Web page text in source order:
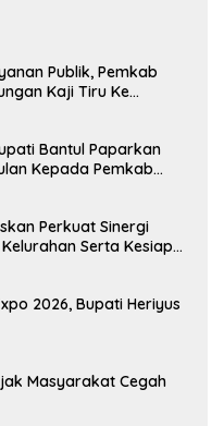
Publik, Pemkab
Kaji Tiru Ke
Bantul Paparkan
Kepada Pemkab
Perkuat Sinergi
Serta Kesiapan
2026, Bupati Heriyus
Masyarakat Cegah